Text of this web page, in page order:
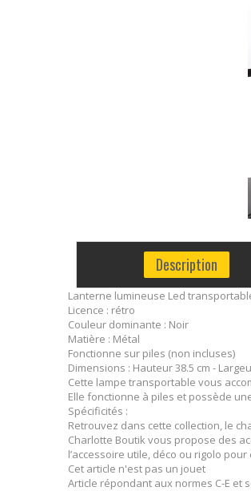
Description
Lanterne lumineuse Led
Licence : rétro
Couleur dominante : Noir
Matière : Métal
Fonctionne sur piles (non incluses)
Dimensions : Hauteur 38.5 cm -
Cette lampe transportable vous
Elle fonctionne à piles et possède
Spécificités :
Retrouvez dans cette collection, le
Charlotte Boutik vous propose des
l’accessoire utile, déco ou rigolo
Cet article n'est pas un jouet
Article répondant aux normes C-E et